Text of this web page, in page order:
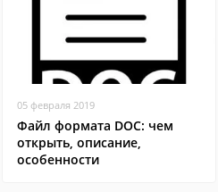
05 февраля 2019
Файл формата DOC: чем
открыть, описание,
особенности